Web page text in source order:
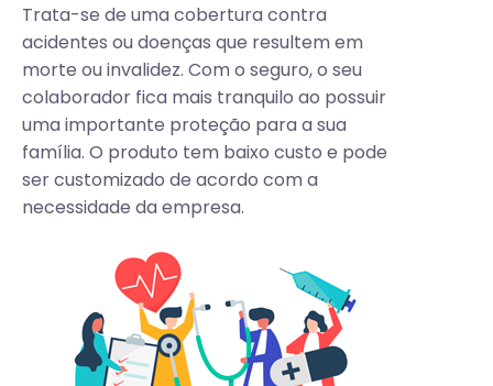
Trata-se de uma cobertura contra
acidentes ou doenças que resultem em
morte ou invalidez. Com o seguro, o seu
colaborador fica mais tranquilo ao possuir
uma importante proteção para a sua
família. O produto tem baixo custo e pode
ser customizado de acordo com a
necessidade da empresa.